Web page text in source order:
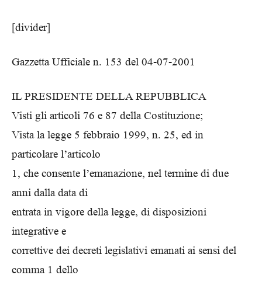
[divider]
Gazzetta Ufficiale n. 153 del 04-07-2001
IL PRESIDENTE DELLA REPUBBLICA
Visti gli articoli 76 e 87 della Costituzione;
Vista la legge 5 febbraio 1999, n. 25, ed in
particolare l’articolo
1, che consente l’emanazione, nel termine di due
anni dalla data di
entrata in vigore della legge, di disposizioni
integrative e
correttive dei decreti legislativi emanati ai sensi del
comma 1 dello